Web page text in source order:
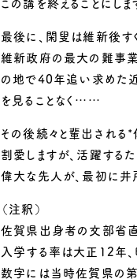
最後に、閑叟は維新後す
維新政府の最大の難事
の地で40年追い求めた
を見ることなく……
その後続々と輩出され
割愛しますが、活躍する
偉大な先人が、最初に井
（注釈）
佐賀県出身者の文部省
入学する率は大正12年、
数字には当時佐賀県の